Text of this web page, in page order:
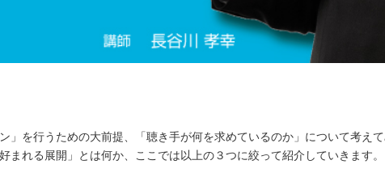
」を行うための大前提、「聴き手が何を求めているのか」について考え
れる展開」とは何か、ここでは以上の３つに絞って紹介していきます。